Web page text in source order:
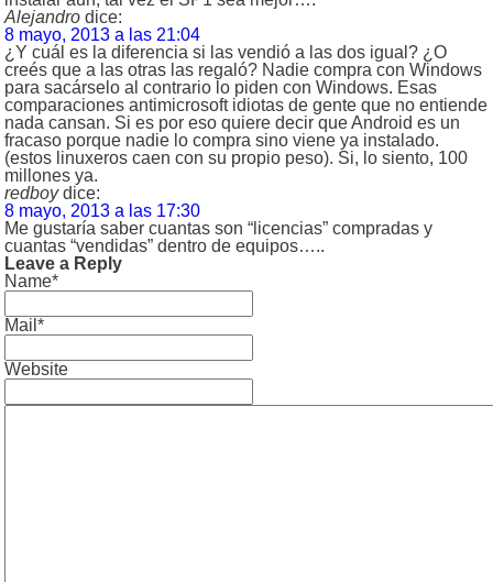
Alejandro dice:
8 mayo, 2013 a las 21:04
¿Y cuál es la diferencia si las vendió a las dos igual? ¿O
creés que a las otras las regaló? Nadie compra con Windows
para sacárselo al contrario lo piden con Windows. Esas
comparaciones antimicrosoft idiotas de gente que no entiende
nada cansan. Si es por eso quiere decir que Android es un
fracaso porque nadie lo compra sino viene ya instalado.
(estos linuxeros caen con su propio peso). Si, lo siento, 100
millones ya.
redboy dice:
8 mayo, 2013 a las 17:30
Me gustaría saber cuantas son “licencias” compradas y
cuantas “vendidas” dentro de equipos…..
Leave a Reply
Name*
Mail*
Website